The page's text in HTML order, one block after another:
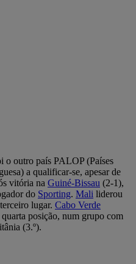
o outro país PALOP (Países
a qualificar-se, apesar de
vitória na Guiné-Bissau (2-1),
do Sporting. Mali liderou
lugar. Cabo Verde
posição, num grupo com
(3.º).